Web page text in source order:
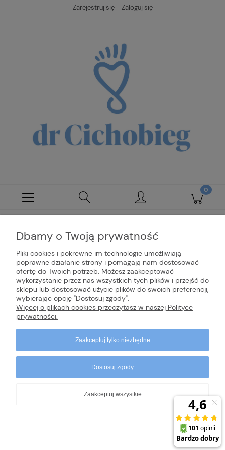
Zarejestruj się Zaloguj się
Ten produkt jest niedostępny.
INFORMACJE
POMOC
Dbamy o Twoją prywatność
Pliki cookies i pokrewne im technologie umożliwiają
poprawne działanie strony i pomagają nam dostosować
ofertę do Twoich potrzeb. Możesz zaakceptować
wykorzystanie przez nas wszystkich tych plików i przejść do
sklepu lub dostosować użycie plików do swoich preferencji,
wybierając opcję "Dostosuj zgody".
Więcej o plikach cookies przeczytasz w naszej Polityce
prywatności.
Zaakceptuj tylko niezbędne
Dostosuj zgody
Zaakceptuj wszystkie